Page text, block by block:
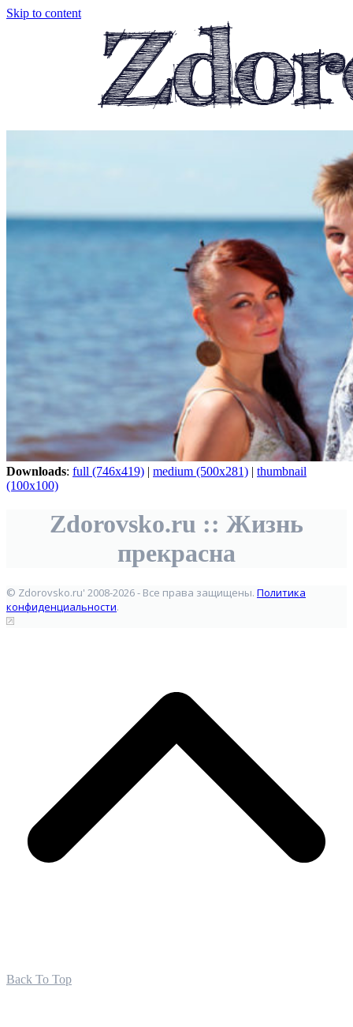
Skip to content
Downloads: full (746x419) | medium (500x281) | thumbnail
(100x100)
Zdorovsko.ru :: Жизнь
прекрасна
© Zdorovsko.ru' 2008-2026 - Все права защищены. Политика
конфиденциальности.
Back To Top